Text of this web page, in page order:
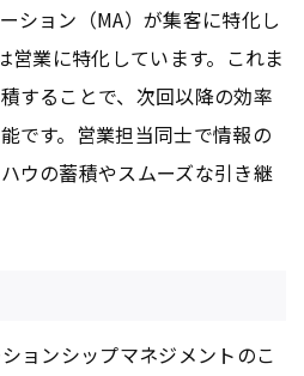
ション（MA）が集客に特化し
営業に特化しています。これま
することで、次回以降の効率
です。営業担当同士で情報の
ウの蓄積やスムーズな引き継
ョンシップマネジメントのこ